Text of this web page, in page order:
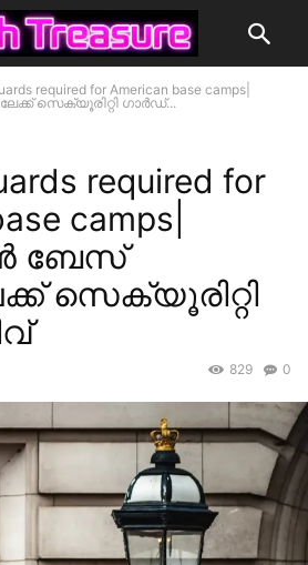
required for American base camps|
സെക്യൂരിറ്റി ഗാർഡ്...
required for
camps|
ബേസ്
സെക്യൂരിറ്റി
0
829